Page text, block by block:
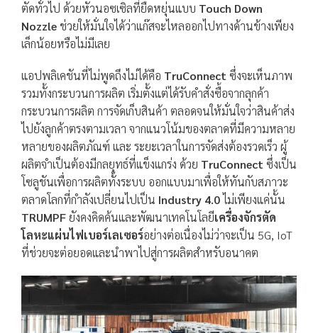
ตัดทั่วไป ด้วยหัวนอซเซิลที่ยืดหยุ่นแบบ Touch Down
Nozzle ช่วยให้มั่นใจได้ว่าแก๊สจะไหลออกไปทางด้านข้างเพียง
เล็กน้อยหรือไม่มีเลย
แอปพลิเคชันที่ไม่พูดถึงไม่ได้คือ TruConnect ซึ่งจะเห็นภาพ
รวมทั้งกระบวนการผลิต เริ่มตั้งแต่ได้รับคำสั่งซื้อจากลุกค้า
กระบวนการผลิต การจัดเก็บสินค้า ตลอดจนให้มั่นใจว่าสินค้าส่ง
ไปยังลูกค้าตรงตามเวลา จากแนวโน้มของตลาดที่มีความหลาย
หลายของผลิตภัณฑ์ และ ระยะเวลาในการจัดส่งต้องรวดเร็ว ผู้
ผลิตจำเป็นต้องมีกลยุทธ์ที่แข็งแกร่ง ด้วย TruConnect ซึ่งเป็น
โซลูชันเพื่อการผลิตทั้งระบบ ออกแบบมาเพื่อให้ทันกับสภาวะ
ตลาดโลกที่กำลังเปลี่ยนไปเป็น Industry 4.0ไม่เพียงแค่นั้น
TRUMPFยังคงคิดค้นและพัฒนาเทคโนโลยีเครื่องจักรตัด
โลหะแผ่นไฟเบอร์เลเซอร์อย่างต่อเนื่องไม่ว่าจะเป็น 5G, IoT
ที่ช่วยจะต่อยอดและนำพาไปสู่การผลิตสำหรับอนาคต